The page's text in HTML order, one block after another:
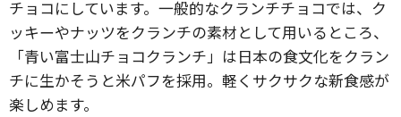
チョコにしています。一般的なクランチチョコでは、ク
ッキーやナッツをクランチの素材として用いるところ、
「青い富士山チョコクランチ」は日本の食文化をクラン
チに生かそうと米パフを採用。軽くサクサクな新食感が
楽しめます。